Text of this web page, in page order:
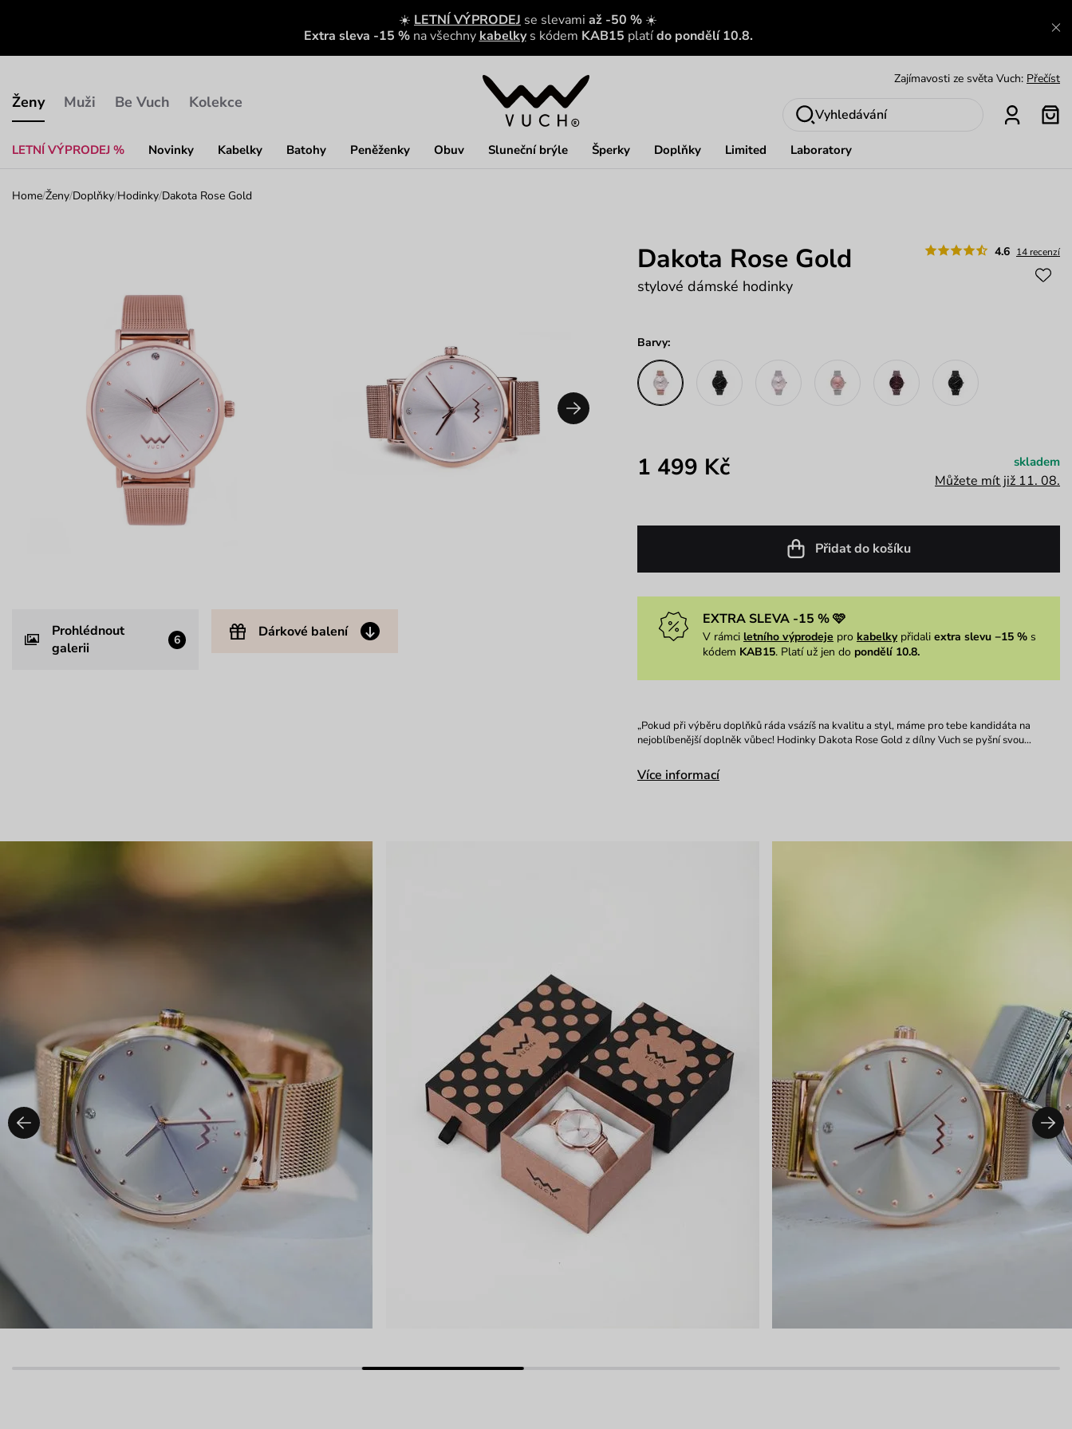
☀️ LETNÍ VÝPRODEJ se slevami až -50 % ☀️
Extra sleva -15 % na všechny kabelky s kódem KAB15 platído pondělí 10.8.
Ženy
LETNÍ VÝPRODEJ % Novinky Kabelky Batohy Peněženky Obuv Sluneční brýle Šperky Doplňky Limited Laboratory
Muži Be Vuch Kolekce
Zajímavosti ze světa Vuch: Přečíst
Výměna a vrácení zdarma Zobrazit
Vyhledávání
Home/Ženy/Doplňky/Hodinky/Dakota Rose Gold
Prohlédnout
galerii
6 Dárkové balení
4.6 14 recenzí
Dakota Rose Gold
stylové dámské hodinky
Barvy:
1 499 Kč skladem
Můžete mít již 11. 08.
Přidat do košíku
EXTRA SLEVA -15 % 🩷
V rámci letního výprodeje pro kabelkypřidali extra slevu −15 %s
kódem KAB15. Platí už jen do pondělí 10.8.
„Pokud při výběru doplňků ráda vsázíš na kvalitu a styl, máme pro tebe kandidáta na
nejoblíbenější doplněk vůbec! Hodinky Dakota Rose Gold z dílny Vuch se pyšní svou…
Více informací